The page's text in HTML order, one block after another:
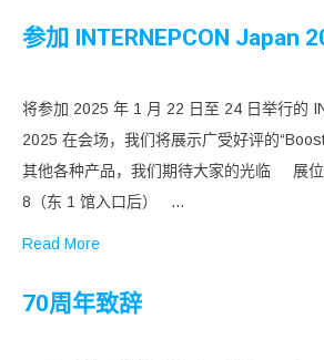
参加 INTERNEPCON Japan
将参加 2025 年 1 月 22 日至 24 日举行的
2025 在会场，我们将展示广受好评的
其他各种产品，我们期待大家的光临 展位
8（东 1 馆入口后） …
Read More
70周年致辞